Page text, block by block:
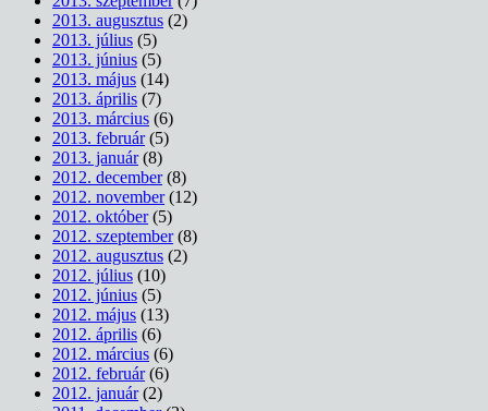
2013. augusztus (2)
2013. július (5)
2013. június (5)
2013. május (14)
2013. április (7)
2013. március (6)
2013. február(5)
2013. január(8)
2012. december(8)
2012. november(12)
2012. október(5)
2012. szeptember(8)
2012. augusztus (2)
2012. július (10)
2012. június (5)
2012. május (13)
2012. április (6)
2012. március (6)
2012. február(6)
2012. január(2)